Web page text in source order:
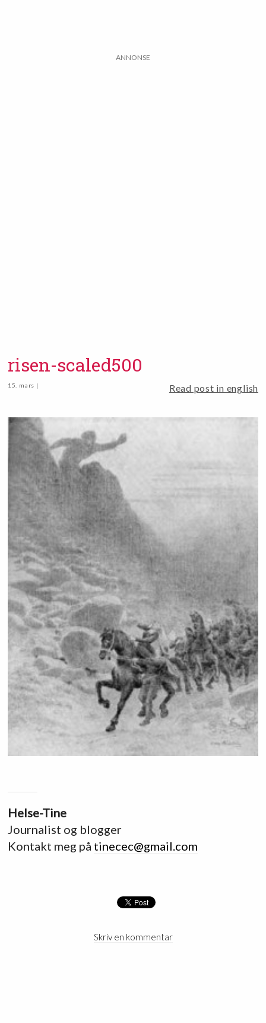
ANNONSE
risen-scaled500
15. mars | Read post in english
Helse-Tine
Journalist og blogger
Kontakt meg på tinecec@gmail.com
Skriv en kommentar